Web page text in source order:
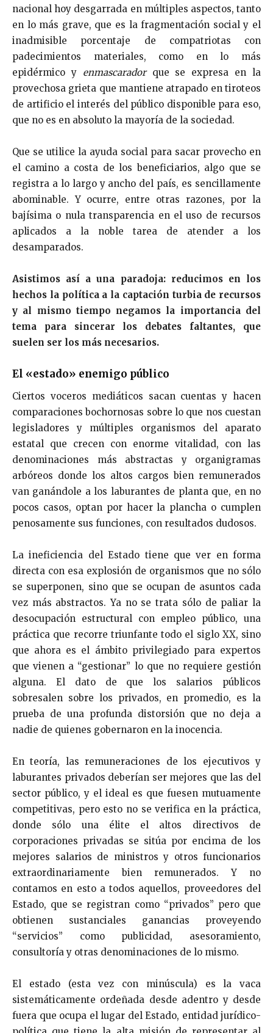
nacional hoy desgarrada en múltiples aspectos, tanto
en lo más grave, que es la fragmentación social y el
inadmisible porcentaje de compatriotas con
padecimientos materiales, como en lo más
epidérmico y enmascaradorque se expresa en la
provechosa grieta que mantiene atrapado en tiroteos
de artificio el interés del público disponible para eso,
que no es en absoluto la mayoría de la sociedad.
Que se utilice la ayuda social para sacar provecho en
el camino a costa de los beneficiarios, algo que se
registra a lo largo y ancho del país, es sencillamente
abominable. Y ocurre, entre otras razones, por la
bajísima o nula transparencia en el uso de recursos
aplicados a la noble tarea de atender a los
desamparados.
Asistimos así a una paradoja: reducimos en los
hechos la política a la captación turbia de recursos
y al mismo tiempo negamos la importancia del
tema para sincerar los debates faltantes, que
suelen ser los más necesarios.
El «estado» enemigo público
Ciertos voceros mediáticos sacan cuentas y hacen
comparaciones bochornosas sobre lo que nos cuestan
legisladores y múltiples organismos del aparato
estatal que crecen con enorme vitalidad, con las
denominaciones más abstractas y organigramas
arbóreos donde los altos cargos bien remunerados
van ganándole a los laburantes de planta que, en no
pocos casos, optan por hacer la plancha o cumplen
penosamente sus funciones, con resultados dudosos.
La ineficiencia del Estado tiene que ver en forma
directa con esa explosión de organismos que no sólo
se superponen, sino que se ocupan de asuntos cada
vez más abstractos. Ya no se trata sólo de paliar la
desocupación estructural con empleo público, una
práctica que recorre triunfante todo el siglo XX, sino
que ahora es el ámbito privilegiado para expertos
que vienen a “gestionar” lo que no requiere gestión
alguna. El dato de que los salarios públicos
sobresalen sobre los privados, en promedio, es la
prueba de una profunda distorsión que no deja a
nadie de quienes gobernaron en la inocencia.
En teoría, las remuneraciones de los ejecutivos y
laburantes privados deberían ser mejores que las del
sector público, y el ideal es que fuesen mutuamente
competitivas, pero esto no se verifica en la práctica,
donde sólo una élite el altos directivos de
corporaciones privadas se sitúa por encima de los
mejores salarios de ministros y otros funcionarios
extraordinariamente bien remunerados. Y no
contamos en esto a todos aquellos, proveedores del
Estado, que se registran como “privados” pero que
obtienen sustanciales ganancias proveyendo
“servicios” como publicidad, asesoramiento,
consultoría y otras denominaciones de lo mismo.
El estado (esta vez con minúscula) es la vaca
sistemáticamente ordeñada desde adentro y desde
fuera que ocupa el lugar del Estado, entidad jurídico-